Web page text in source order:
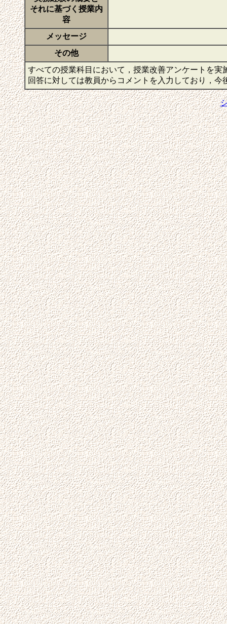
それに基づく授業内
容
メッセージ
その他
すべての授業科目において，授業改善アンケートを
回答に対しては教員からコメントを入力しており，